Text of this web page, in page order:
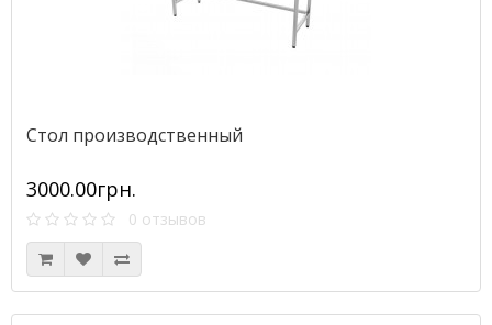
Стол производственный
3000.00грн.
0 отзывов